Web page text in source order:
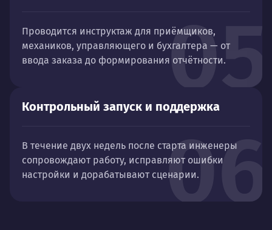
05
Проводится инструктаж для приёмщиков,
механиков, управляющего и бухгалтера — от
ввода заказа до формирования отчётности.
06
Контрольный запуск и поддержка
В течение двух недель после старта инженеры
сопровождают работу, исправляют ошибки
настройки и дорабатывают сценарии.